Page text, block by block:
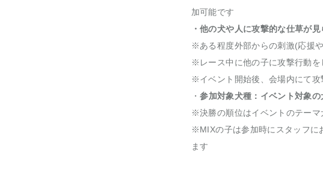
加可能です
・他の犬や人に攻撃的な仕草が
※ある程度外部からの刺激(応援
※レース中に他の子に攻撃行動
※イベント開始後、会場内にて
・参加対象犬種：イベント対象
※決勝の順位はイベントのテー
※MIXの子は参加時にスタッフに
ます